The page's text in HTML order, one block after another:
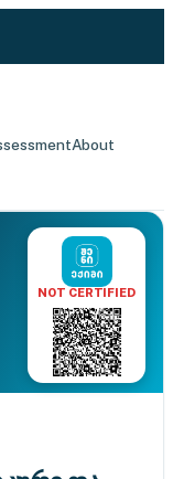
About
NOT CERTIFIED